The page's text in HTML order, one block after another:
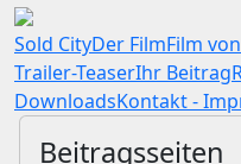
Sold CityDer FilmFilm
Trailer-TeaserIhr Beitrag
DownloadsKontakt -
Beitragsseiten